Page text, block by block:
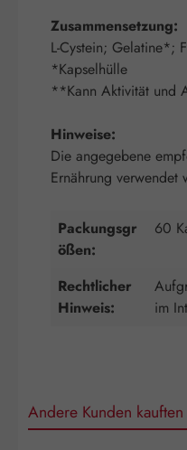
Zusammensetzung:
L-Cystein; Gelatine*;
*Kapselhülle
**Kann Aktivität und
Hinweise:
Die angegebene
Ernährung
Packungsgr
ößen:
60
Rechtlicher
Hinweis:
im
Andere Kunden